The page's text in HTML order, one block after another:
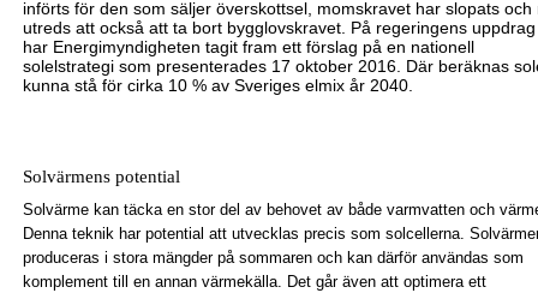
införts för den som säljer överskottsel, momskravet harslopats och
utreds att också att ta bort bygglovskravet. På regeringens uppdrag
har Energimyndigheten tagit fram ett förslag på en nationell
solelstrategi som presenterades 17 oktober 2016. Där beräknas
kunna stå för cirka 10 % av Sveriges elmix år 2040.
Solvärmens potential
Solvärme kan täcka en stor del av behovet av både varmvatten och
Denna teknik har potential att utvecklas precis som solcellerna.
produceras i stora mängder på sommaren och kan därför användas som
komplement till en annan värmekälla. Det går även att optimera ett